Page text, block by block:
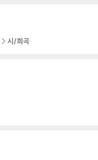
시/희곡